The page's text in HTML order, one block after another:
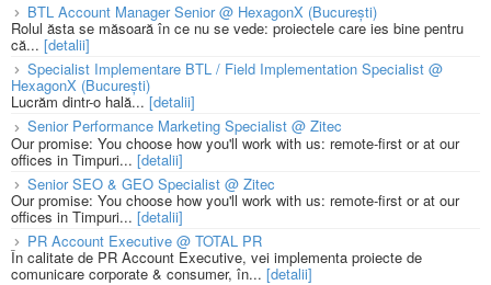
BTL Account Manager Senior @ HexagonX (București)
Rolul ăsta se măsoară în ce nu se vede: proiectele care ies bine pentru
că... [detalii]
Specialist Implementare BTL / Field Implementation Specialist @
HexagonX (București)
Lucrăm dintr-o hală... [detalii]
Senior Performance Marketing Specialist @ Zitec
Our promise: You choose how you'll work with us: remote-first or at our
offices in Timpuri... [detalii]
Senior SEO & GEO Specialist @ Zitec
Our promise: You choose how you'll work with us: remote-first or at our
offices in Timpuri... [detalii]
PR Account Executive @ TOTAL PR
În calitate de PR Account Executive, vei implementa proiecte de
comunicare corporate & consumer, în... [detalii]